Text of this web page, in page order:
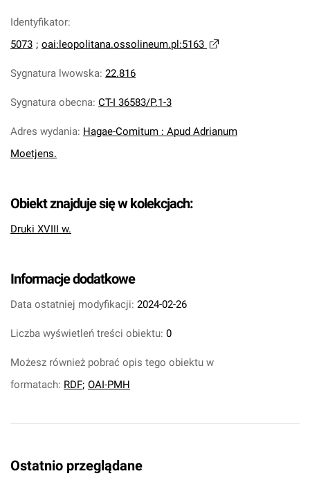
Identyfikator:
5073 ; oai:leopolitana.ossolineum.pl:5163
Sygnatura lwowska: 22.816
Sygnatura obecna: CT-I 36583/P.1-3
Adres wydania: Hagae-Comitum : Apud Adrianum
Moetjens.
Obiekt znajduje się w kolekcjach:
Druki XVIII w.
Informacje dodatkowe
Data ostatniej modyfikacji: 2024-02-26
Liczba wyświetleń treści obiektu: 0
Możesz również pobrać opis tego obiektu w
formatach: RDF; OAI-PMH
Ostatnio przeglądane